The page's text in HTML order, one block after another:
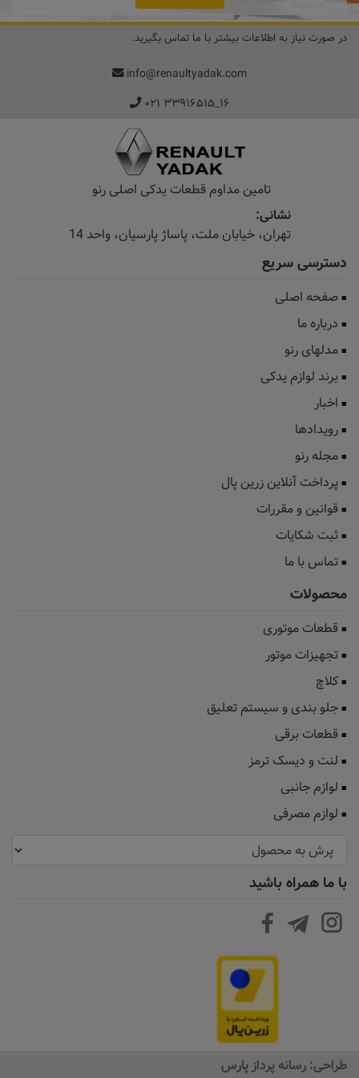
در صورت نیاز به اطلاعات بیشتر با ما تماس بگیرید.
info@renaultyadak.com
۰۲۱ ۳۳۹۱۶۵۱۵_۱۶
تامین مداوم قطعات یدکی اصلی رنو
نشانی:
تهران، خیابان‌ ملت، پاساژ‌ پارسیان، واحد 14
دسترسی سریع
صفحه اصلی
درباره ما
مدلهای رنو
برند لوازم یدکی
اخبار
رویدادها
مجله رنو
پرداخت آنلاین زرین پال
قوانین و مقررات
ثبت شکایات
تماس با ما
محصولات
قطعات موتوری
تجهیزات موتور
کلاچ
جلو بندی و سیستم تعلیق
قطعات برقی
لنت و دیسک ترمز
لوازم جانبی
لوازم مصرفی
با ما همراه باشید
طراحی: رسانه پرداز پارس